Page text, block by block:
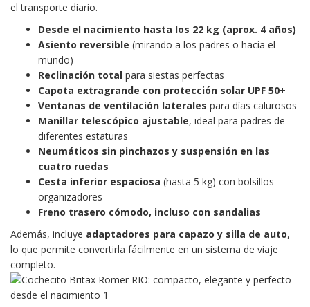
el transporte diario.
Desde el nacimiento hasta los 22 kg (aprox. 4 años)
Asiento reversible (mirando a los padres o hacia el
mundo)
Reclinación total para siestas perfectas
Capota extragrande con protección solar UPF 50+
Ventanas de ventilación laterales para días calurosos
Manillar telescópico ajustable, ideal para padres de
diferentes estaturas
Neumáticos sin pinchazos y suspensión en las
cuatro ruedas
Cesta inferior espaciosa (hasta 5 kg) con bolsillos
organizadores
Freno trasero cómodo, incluso con sandalias
Además, incluye adaptadores para capazo y silla de auto,
lo que permite convertirla fácilmente en un sistema de viaje
completo.